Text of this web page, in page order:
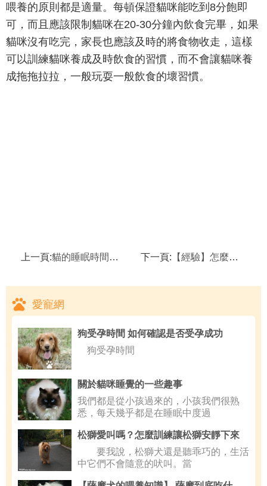
喂養的原則都是適量。每頓保證貓咪能吃到8分飽即
可，而且應該限制貓咪在20-30分鐘內飲食完畢，如果
貓咪沒有吃完，家長也應該及時的將食物收走，這樣
可以訓練貓咪養成及時飲食的習慣，而不會讓貓咪養
成拖拖拉拉，一般玩耍一般飲食的壞習慣。
上一頁:貓的睡眠時間一天多久？貓為什麼那麼困？ 下一頁: 【經驗】怎麼給貓咪選擇合適的貓糧？
愛寵網
狗受孕時間 如何確認是否受孕成功
狗受孕時間
關於貓咪睡覺的一些趣事
我們都是從小孩過來的，小孩我們很熟
悉，每天幾乎都是在睡眠中度過
松獅愛叫嗎？怎麼訓練讓松獅安靜下來
要我說，松獅犬還是聽乖巧的，生活
中它們不會隨意的吠叫。當